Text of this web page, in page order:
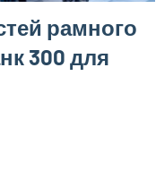
рамного
300 для